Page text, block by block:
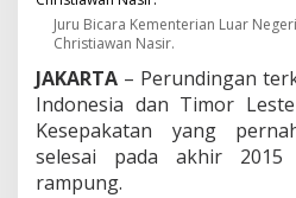
B
a
r
a
T
Juru Bicara Kementerian Luar
Christiawan Nasir.
JAKARTA – Perundingan
Indonesia dan Timor
Kesepakatan yang
selesai pada akhir
rampung.